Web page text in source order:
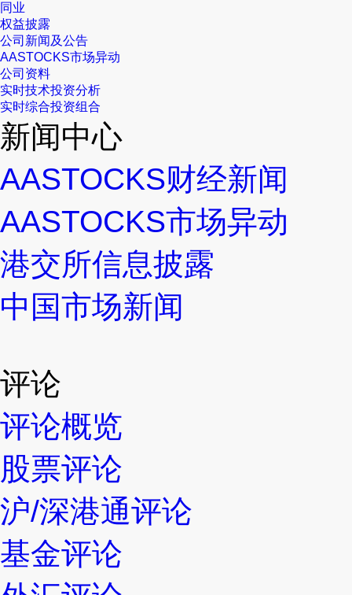
同业
权益披露
公司新闻及公告
AASTOCKS市场异动
公司资料
实时技术投资分析
实时综合投资组合
新闻中心
AASTOCKS财经新闻
AASTOCKS市场异动
港交所信息披露
中国市场新闻
评论
评论概览
股票评论
沪/深港通评论
基金评论